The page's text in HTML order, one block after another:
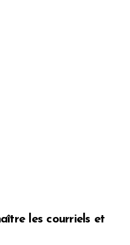
les courriels et